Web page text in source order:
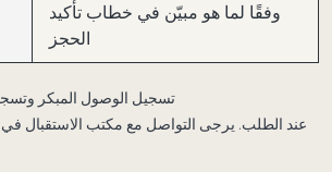
وفقًا لما هو مبيّن في خطاب تأكيد
الحجز
3.2 تسجيل الوصول المبكر
عند الطلب. يرجى التواصل مع مكتب الاستقبال